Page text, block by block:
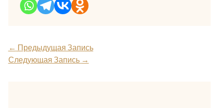
← Предыдущая Запись
Следующая Запись →